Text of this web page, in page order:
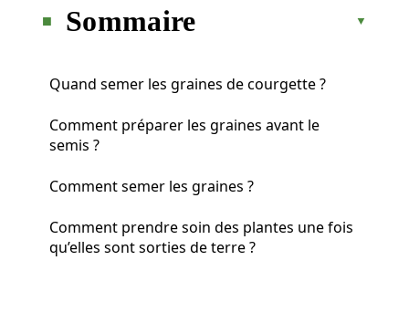
Sommaire
Quand semer les graines de courgette ?
Comment préparer les graines avant le
semis ?
Comment semer les graines ?
Comment prendre soin des plantes une fois
qu’elles sont sorties de terre ?